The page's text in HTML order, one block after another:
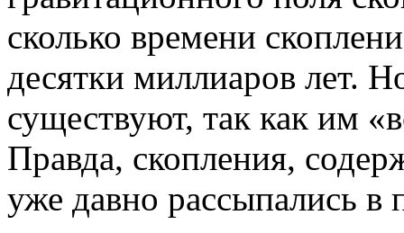
сколько времени
десятки миллиаров лет.
существуют, так как им
Правда, скопления,
уже давно рассыпались в